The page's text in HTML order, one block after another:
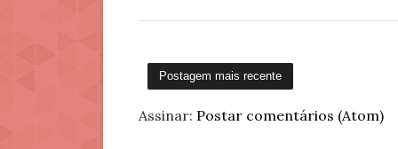
Postagem mais recente
Assinar: Postar comentários (Atom)